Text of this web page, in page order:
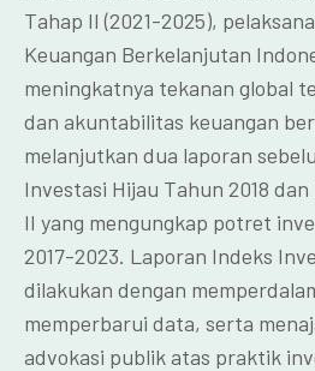
Tahap II (2021-2025),
Keuangan Berkelanjutan
meningkatnya tekanan global
dan akuntabilitas keuangan
melanjutkan dua laporan
Investasi Hijau Tahun 2018
II yang mengungkap potret
2017-2023. Laporan Indeks
dilakukan dengan
memperbarui data, serta
advokasi publik atas praktik